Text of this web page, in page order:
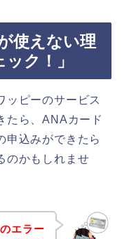
使えない理
ク！」
ッピーのサービス
たら、ANAカード
申込みができたら
のかもしれませ
エラー